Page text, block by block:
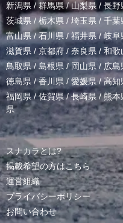
新潟県 /群馬県/山梨県 / 長野
茨城県 / 栃木県 / 埼玉県 / 千葉
富山県 /石川県/福井県/岐阜
滋賀県 / 京都府 / 奈良県 / 和歌
鳥取県/ 島根県 /岡山県/ 広島
徳島県 /香川県 / 愛媛県/高知
福岡県/佐賀県/長崎県 /熊本
県
スナカラとは?
掲載希望の方はこちら
運営組織
プライバシーポリシー
お問い合わせ